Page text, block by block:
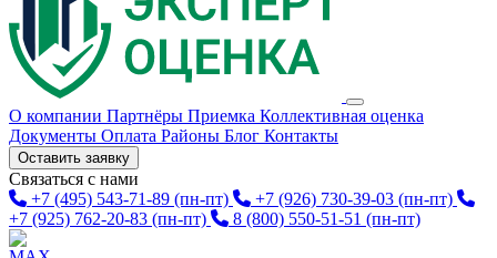
О компании Партнёры Приемка Коллективная оценка
Документы Оплата Районы Блог Контакты
Оставить заявку
Связаться с нами
+7 (495) 543-71-89 (пн-пт) +7 (926) 730-39-03 (пн-пт)
+7 (925) 762-20-83 (пн-пт) 8 (800) 550-51-51 (пн-пт)